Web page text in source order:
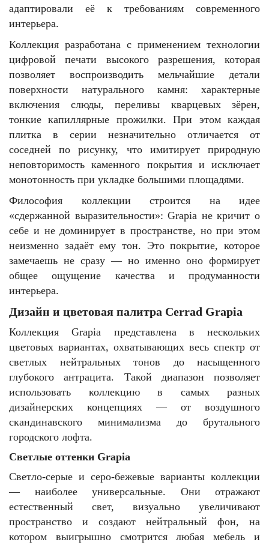
адаптировали её к требованиям современного
интерьера.
Коллекция разработана с применением технологии
цифровой печати высокого разрешения, которая
позволяет воспроизводить мельчайшие детали
поверхности натурального камня: характерные
включения слюды, переливы кварцевых зёрен,
тонкие капиллярные прожилки. При этом каждая
плитка в серии незначительно отличается от
соседней по рисунку, что имитирует природную
неповторимость каменного покрытия и исключает
монотонность при укладке большими площадями.
Философия коллекции строится на идее
«сдержанной выразительности»: Grapia не кричит о
себе и не доминирует в пространстве, но при этом
неизменно задаёт ему тон. Это покрытие, которое
замечаешь не сразу — но именно оно формирует
общее ощущение качества и продуманности
интерьера.
Дизайн и цветовая палитра Cerrad Grapia
Коллекция Grapia представлена в нескольких
цветовых вариантах, охватывающих весь спектр от
светлых нейтральных тонов до насыщенного
глубокого антрацита. Такой диапазон позволяет
использовать коллекцию в самых разных
дизайнерских концепциях — от воздушного
скандинавского минимализма до брутального
городского лофта.
Светлые оттенки Grapia
Светло-серые и серо-бежевые варианты коллекции
— наиболее универсальные. Они отражают
естественный свет, визуально увеличивают
пространство и создают нейтральный фон, на
котором выигрышно смотрится любая мебель и